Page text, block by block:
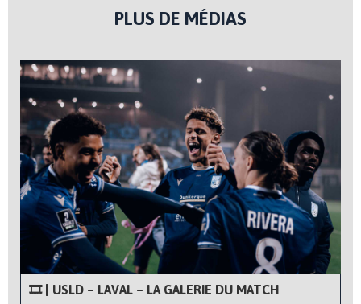
PLUS DE MÉDIAS
🎞 | USLD – LAVAL – LA GALERIE DU MATCH